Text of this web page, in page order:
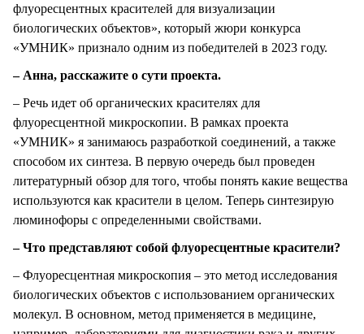
флуоресцентных красителей для визуализации
биологических объектов», который жюри конкурса
«УМНИК» признало одним из победителей в 2023 году.
– Анна, расскажите о сути проекта.
– Речь идет об органических красителях для
флуоресцентной микроскопии. В рамках проекта
«УМНИК» я занимаюсь разработкой соединений, а также
способом их синтеза. В первую очередь был проведен
литературный обзор для того, чтобы понять какие вещества
используются как красители в целом. Теперь синтезирую
люминофоры с определенными свойствами.
– Что представляют собой флуоресцентные красители?
– Флуоресцентная микроскопия – это метод исследования
биологических объектов с использованием органических
молекул. В основном, метод применяется в медицине,